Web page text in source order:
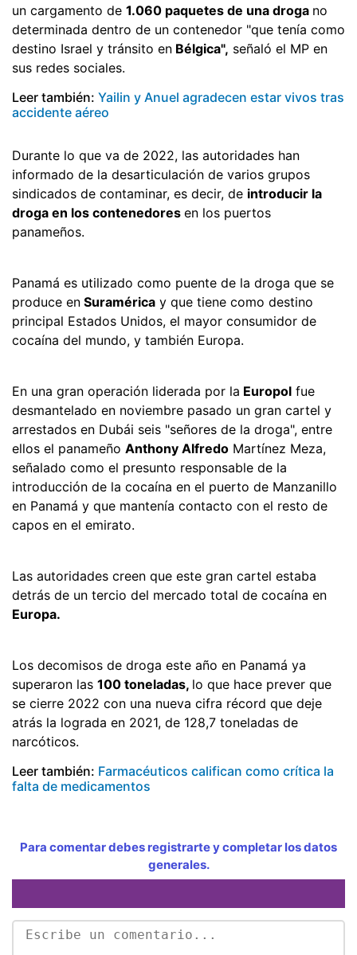
un cargamento de 1.060 paquetes de una droga no
determinada dentro de un contenedor "que tenía como
destino Israel y tránsito en Bélgica", señaló el MP en
sus redes sociales.
Leer también: Yailin y Anuel agradecen estar vivos tras
accidente aéreo
Durante lo que va de 2022, las autoridades han
informado de la desarticulación de varios grupos
sindicados de contaminar, es decir, de introducir la
droga en los contenedores en los puertos
panameños.
Panamá es utilizado como puente de la droga que se
produce en Suramérica y que tiene como destino
principal Estados Unidos, el mayor consumidor de
cocaína del mundo, y también Europa.
En una gran operación liderada por la Europol fue
desmantelado en noviembre pasado un gran cartel y
arrestados en Dubái seis "señores de la droga", entre
ellos el panameño Anthony Alfredo Martínez Meza,
señalado como el presunto responsable de la
introducción de la cocaína en el puerto de Manzanillo
en Panamá y que mantenía contacto con el resto de
capos en el emirato.
Las autoridades creen que este gran cartel estaba
detrás de un tercio del mercado total de cocaína en
Europa.
Los decomisos de droga este año en Panamá ya
superaron las 100 toneladas, lo que hace prever que
se cierre 2022 con una nueva cifra récord que deje
atrás la lograda en 2021, de 128,7 toneladas de
narcóticos.
Leer también: Farmacéuticos califican como crítica la
falta de medicamentos
Para comentar debes registrarte y completar los datos
generales.